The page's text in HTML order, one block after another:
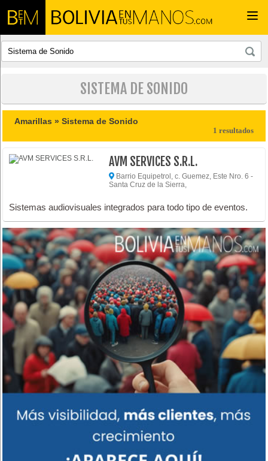
SISTEMA DE SONIDO
Amarillas »Sistema de Sonido
1 resultados
AVM SERVICES S.R.L.
Barrio Equipetrol, c. Guemez, Este Nro. 6 -
Santa Cruz de la Sierra,
Sistemas audiovisuales integrados para todo tipo de eventos.